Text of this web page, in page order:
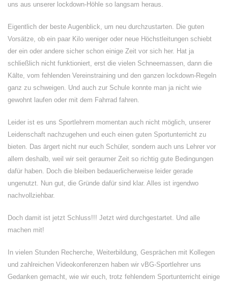
uns aus unserer lockdown-Höhle so langsam heraus.
Eigentlich der beste Augenblick, um neu durchzustarten. Die guten
Vorsätze, ob ein paar Kilo weniger oder neue Höchstleitungen schiebt
der ein oder andere sicher schon einige Zeit vor sich her. Hat ja
schließlich nicht funktioniert, erst die vielen Schneemassen, dann die
Kälte, vom fehlenden Vereinstraining und den ganzen lockdown-Regeln
ganz zu schweigen. Und auch zur Schule konnte man ja nicht wie
gewohnt laufen oder mit dem Fahrrad fahren.
Leider ist es uns Sportlehrern momentan auch nicht möglich, unserer
Leidenschaft nachzugehen und euch einen guten Sportunterricht zu
bieten. Das ärgert nicht nur euch Schüler, sondern auch uns Lehrer vor
allem deshalb, weil wir seit geraumer Zeit so richtig gute Bedingungen
dafür haben. Doch die bleiben bedauerlicherweise leider gerade
ungenutzt. Nun gut, die Gründe dafür sind klar. Alles ist irgendwo
nachvollziehbar.
Doch damit ist jetzt Schluss!!! Jetzt wird durchgestartet. Und alle
machen mit!
In vielen Stunden Recherche, Weiterbildung, Gesprächen mit Kollegen
und zahlreichen Videokonferenzen haben wir vBG-Sportlehrer uns
Gedanken gemacht, wie wir euch, trotz fehlendem Sportunterricht einige